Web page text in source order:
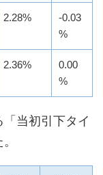
2.28%
-0.03
%
2.36%
0.00
%
当初引下タイ